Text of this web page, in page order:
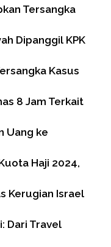
Tersangka
Dipanggil KPK
Kasus
8 Jam Terkait
Uang ke
Haji 2024,
Kerugian Israel
Dari Travel